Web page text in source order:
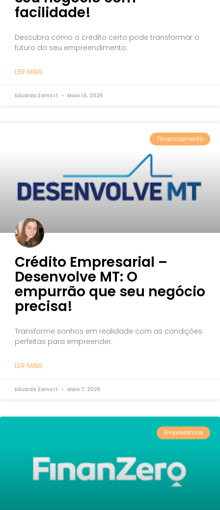
facilidade!
Descubra como o crédito certo pode transformar o
futuro do seu empreendimento.
LER MAIS
Eduarda Zarnott Maio 14, 2025
Financiamento
Crédito Empresarial –
Desenvolve MT: O
empurrão que seu negócio
precisa!
Transforme sonhos em realidade com as condições
perfeitas para empreender.
LER MAIS
Eduarda Zarnott Maio 7, 2025
Empréstimos